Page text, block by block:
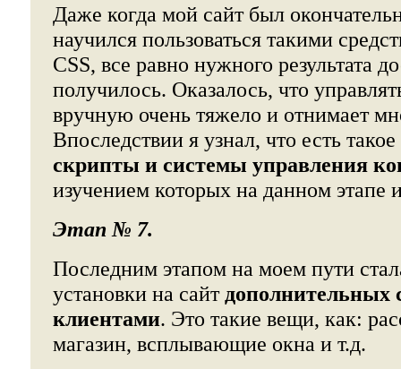
Даже когда мой сайт был
научился пользоваться такими
CSS, все равно нужного результата
получилось. Оказалось, что
вручную очень тяжело и отнимает
Впоследствии я узнал, что есть
скрипты и системы управления
изучением которых на данном этапе
Этап № 7.
Последним этапом на моем пути
установки на сайт дополнительных
клиентами. Это такие вещи, как:
магазин, всплывающие окна и т.д.